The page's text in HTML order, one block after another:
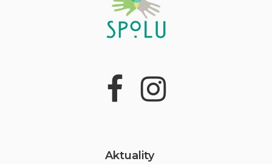
Aktuality